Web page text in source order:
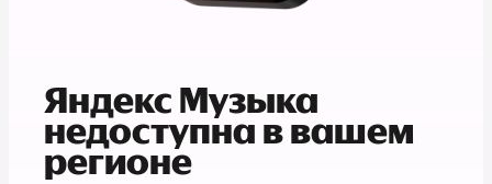
Яндекс Музыка
недоступна в вашем
регионе